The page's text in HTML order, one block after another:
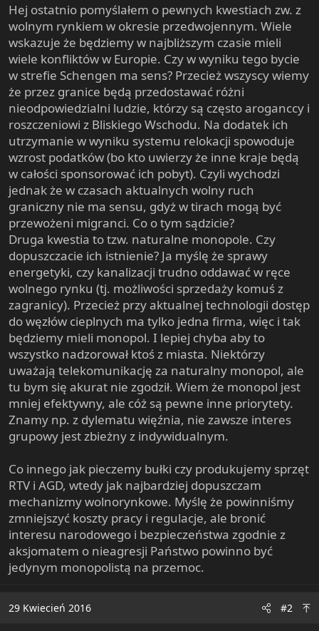
r
Hej ostatnio pomyślałem o pewnych kwestiach zw. z
wolnym rynkiem w okresie przedwojennym. Wiele
wskazuje że będziemy w najbliższym czasie mieli
wiele konfliktów w Europie. Czy w wyniku tego bycie
w strefie Schengen ma sens? Przecież wszyscy wiemy
że przez granice będą przedostawać różni
nieodpowiedzialni ludzie, którzy są często aroganccy i
roszczeniowi z Bliskiego Wschodu. Na dodatek ich
utrzymanie w wyniku systemu relokacji spowoduje
wzrost podatków (bo kto uwierzy że inne kraje będą
w całości sponsorować ich pobyt). Czyli wychodzi
jednak że w czasach aktualnych wolny ruch
graniczny nie ma sensu, gdyż w tirach mogą być
przewożeni migranci. Co o tym sądzicie?
Druga kwestia to tzw. naturalne monopole. Czy
dopuszczacie ich istnienie? Ja myślę że sprawy
energetyki, czy kanalizacji trudno oddawać w ręce
wolnego rynku (tj. możliwości sprzedaży komuś z
zagranicy). Przecież przy aktualnej technologii dostęp
do węzłów cieplnych ma tylko jedna firma, więc i tak
będziemy mieli monopol. I lepiej chyba aby to
wszystko nadzorował ktoś z miasta. Niektórzy
uważają telekomunikację za naturalny monopol, ale
tu bym się akurat nie zgodził. Wiem że monopol jest
mniej efektywny, ale cóż są pewne inne priorytety.
Znamy np. z dylematu więźnia, nie zawsze interes
grupowy jest zbieżny z indywidualnym.
Co innego jak pieczemy bułki czy produkujemy sprzęt
RTV i AGD, wtedy jak najbardziej dopuszczam
mechanizmy wolnorynkowe. Myślę że powinniśmy
zmniejszyć koszty pracy i regulacje, ale bronić
interesu narodowego i bezpieczeństwa zgodnie z
aksjomatem o nieagresji Państwo powinno być
jedynym monopolistą na przemoc.
29 Kwiecień 2016 #2